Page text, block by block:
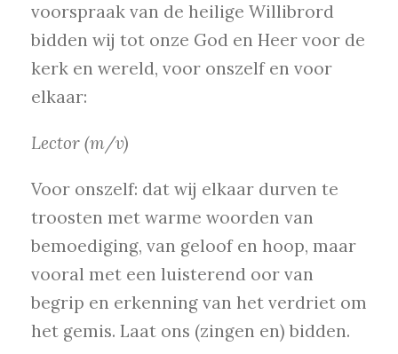
voorspraak van de heilige Willibrord
bidden wij tot onze God en Heer voor de
kerk en wereld, voor onszelf en voor
elkaar:
Lector (m/v)
Voor onszelf: dat wij elkaar durven te
troosten met warme woorden van
bemoediging, van geloof en hoop, maar
vooral met een luisterend oor van
begrip en erkenning van het verdriet om
het gemis. Laat ons (zingen en) bidden.